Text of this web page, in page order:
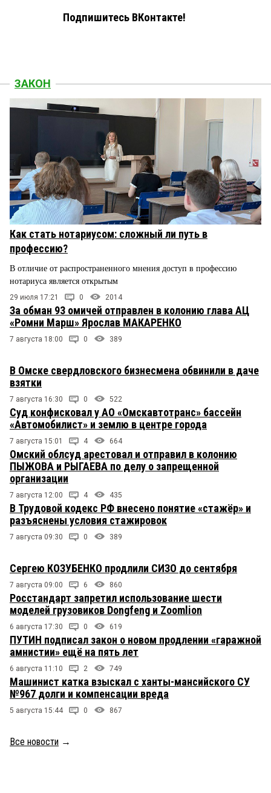
Подпишитесь ВКонтакте!
ЗАКОН
Как стать нотариусом: сложный ли путь в
профессию?
В отличие от распространенного мнения доступ в профессию
нотариуса является открытым
29 июля 17:21 0 2014
За обман 93 омичей отправлен в колонию глава АЦ
«Ромни Марш» Ярослав МАКАРЕНКО
7 августа 18:00 0 389
В Омске свердловского бизнесмена обвинили в даче
взятки
7 августа 16:30 0 522
Суд конфисковал у АО «Омскавтотранс» бассейн
«Автомобилист» и землю в центре города
7 августа 15:01 4 664
Омский облсуд арестовал и отправил в колонию
ПЫЖОВА и РЫГАЕВА по делу о запрещенной
организации
7 августа 12:00 4 435
В Трудовой кодекс РФ внесено понятие «стажёр» и
разъяснены условия стажировок
7 августа 09:30 0 389
Сергею КОЗУБЕНКО продлили СИЗО до сентября
7 августа 09:00 6 860
Росстандарт запретил использование шести
моделей грузовиков Dongfeng и Zoomlion
6 августа 17:30 0 619
ПУТИН подписал закон о новом продлении «гаражной
амнистии» ещё на пять лет
6 августа 11:10 2 749
Машинист катка взыскал с ханты-мансийского СУ
№967 долги и компенсации вреда
5 августа 15:44 0 867
Все новости →